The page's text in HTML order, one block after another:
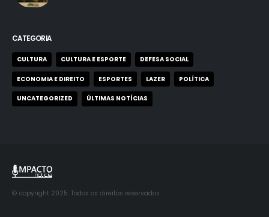
CATEGORIA
CULTURA CULTURA E ESPORTE DEFESA SOCIAL
ECONOMIA E DIREITO ESPORTES LAZER POLÍTICA
UNCATEGORIZED ÚLTIMAS NOTÍCIAS
© copyright 2025. Todos os direitos reservados.